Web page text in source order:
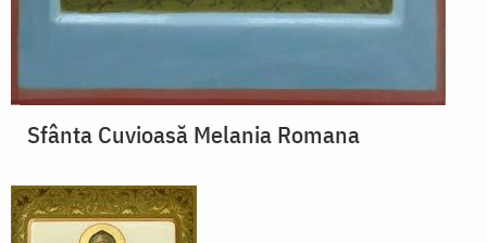
Sfânta Cuvioasă Melania Romana